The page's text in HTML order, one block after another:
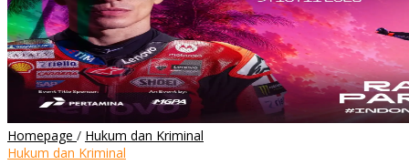
Homepage / Hukum dan Kriminal
Hukum dan Kriminal